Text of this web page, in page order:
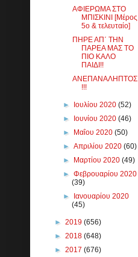
ΑΦΙΕΡΩΜΑ ΣΤΟ
ΜΠΙΣΚΙΝΙ [Μέρος
5ο & τελευταίο]
ΠΗΡΕ ΑΠ΄ ΤΗΝ
ΠΑΡΕΑ ΜΑΣ ΤΟ
ΠΙΟ ΚΑΛΟ
ΠΑΙΔΙ!!
ΑΝΕΠΑΝΑΛΗΠΤΟΣ
!!!
► Ιουλίου 2020(52)
► Ιουνίου 2020(46)
► Μαΐου 2020(50)
►Απριλίου 2020(60)
► Μαρτίου 2020(49)
►Φεβρουαρίου 2020
(39)
► Ιανουαρίου 2020
(45)
► 2019 (656)
► 2018 (648)
► 2017 (676)